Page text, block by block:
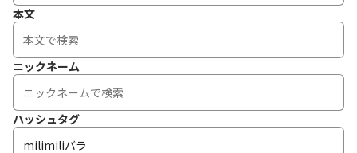
本文
ニックネーム
ハッシュタグ